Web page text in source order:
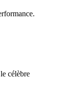
célèbre